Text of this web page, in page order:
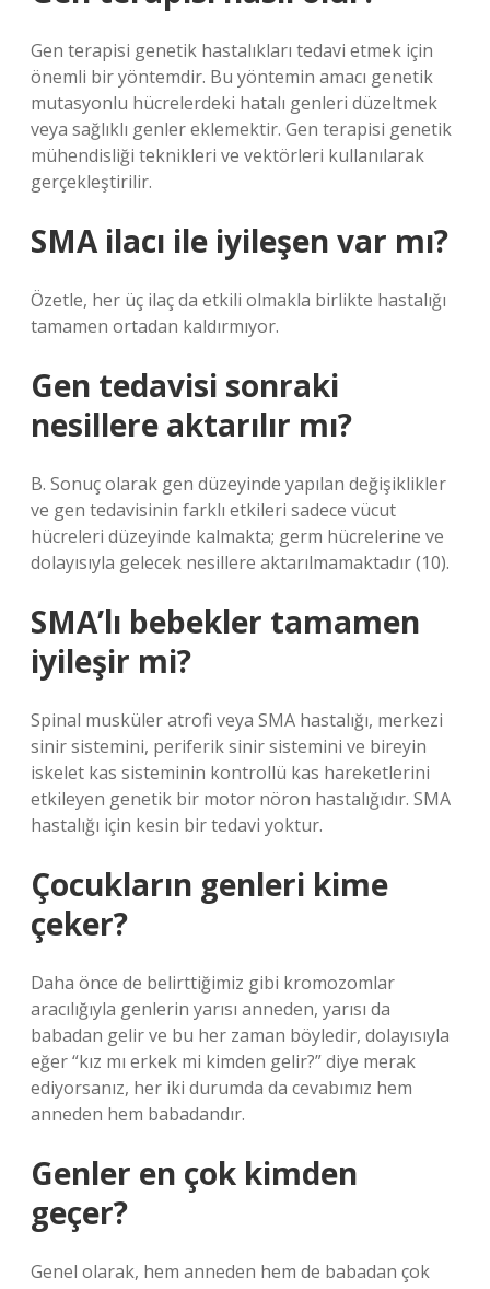
Gen terapisi genetik hastalıkları tedavi etmek için
önemli bir yöntemdir. Bu yöntemin amacı genetik
mutasyonlu hücrelerdeki hatalı genleri düzeltmek
veya sağlıklı genler eklemektir. Gen terapisi genetik
mühendisliği teknikleri ve vektörleri kullanılarak
gerçekleştirilir.
SMA ilacı ile iyileşen var mı?
Özetle, her üç ilaç da etkili olmakla birlikte hastalığı
tamamen ortadan kaldırmıyor.
Gen tedavisi sonraki
nesillere aktarılır mı?
B. Sonuç olarak gen düzeyinde yapılan değişiklikler
ve gen tedavisinin farklı etkileri sadece vücut
hücreleri düzeyinde kalmakta; germ hücrelerine ve
dolayısıyla gelecek nesillere aktarılmamaktadır (10).
SMA’lı bebekler tamamen
iyileşir mi?
Spinal musküler atrofi veya SMA hastalığı, merkezi
sinir sistemini, periferik sinir sistemini ve bireyin
iskelet kas sisteminin kontrollü kas hareketlerini
etkileyen genetik bir motor nöron hastalığıdır. SMA
hastalığı için kesin bir tedavi yoktur.
Çocukların genleri kime
çeker?
Daha önce de belirttiğimiz gibi kromozomlar
aracılığıyla genlerin yarısı anneden, yarısı da
babadan gelir ve bu her zaman böyledir, dolayısıyla
eğer “kız mı erkek mi kimden gelir?” diye merak
ediyorsanız, her iki durumda da cevabımız hem
anneden hem babadandır.
Genler en çok kimden
geçer?
Genel olarak, hem anneden hem de babadan çok